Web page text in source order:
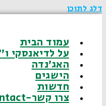
דלג לתוכן
עמוד הבית
על לדיאנסקי
האג׳נדה
הישגים
חדשות
צרו קשר-Contact